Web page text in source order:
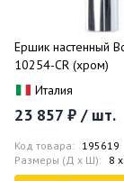
Ершик настенный
10254-CR (хром)
Италия
23 857 ₽ / шт.
Код товара: 195619
Размеры (Д x Ш): 8